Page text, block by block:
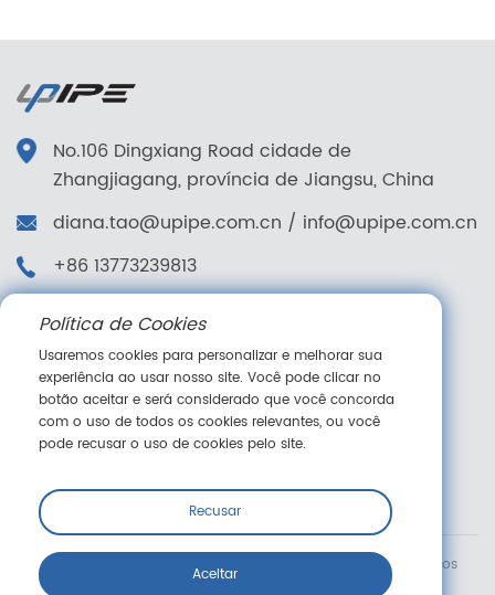
No.106 Dingxiang Road cidade de
Zhangjiagang, província de Jiangsu, China
diana.tao@upipe.com.cn / info@upipe.com.cn
+86 13773239813
+86 13773239813
Siga-nos
Copyright © Suzhou Jieyou Fluid Technology Co., Ltd. Todos os
Política de Cookies
Usaremos cookies para personalizar e melhorar sua
experiência ao usar nosso site. Você pode clicar no
botão aceitar e será considerado que você concorda
com o uso de todos os cookies relevantes, ou você
pode recusar o uso de cookies pelo site.
Recusar
Aceitar